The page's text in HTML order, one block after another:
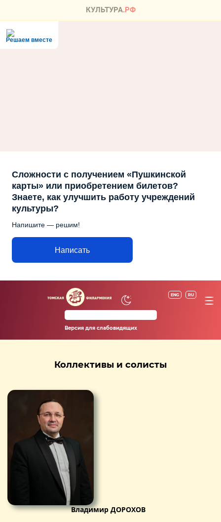
Решаем вместе
Сложности с получением «Пушкинской
карты» или приобретением билетов?
Знаете, как улучшить работу учреждений
культуры?
Напишите — решим!
Написать
ENG RU
Версия для слабовидящих
Коллективы и солисты
Владимир ДОРОХОВ